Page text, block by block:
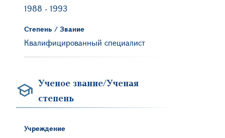
1988 - 1993
Степень / Звание
Квалифицированный специалист
Ученое звание/Ученая
степень
Учреждение